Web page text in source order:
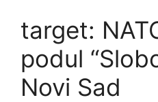
target:
podul
Novi Sad